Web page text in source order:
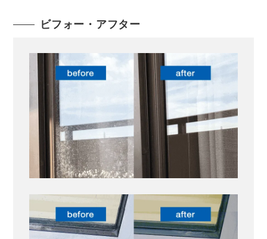
ビフォー・アフター